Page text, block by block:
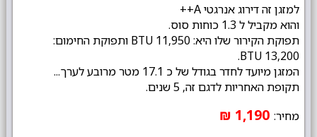
למזגן זה דירוג אנרגטי A++
והוא מקביל ל 1.3 כוחות סוס.
תפוקת הקירור שלו היא: 11,950 BTU ותפוקת החימום:
13,200 BTU.
המזגן מיועד לחדר בגודל של כ 17.1 מטר מרובע לערך...
תקופת האחריות לדגם זה, 5 שנים.
מחיר: 1,190 ₪